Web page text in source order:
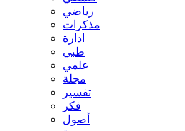
السيد عبد الله الغريفي
السيد عبد الله شبر
السيد علي الخميني
السيد علي الموسوي
السيد فاضل النوري
السيد محمد الغروي
السيد محمد باقر الصدر
السيد محمد بحر العلوم
السيد محمد علي بحر العلوم
الشيخ إبراهيم النصيراوي
رياضي
مذكرات
ادارة
طبي
علمي
مجلة
تفسير
فكر
أصول